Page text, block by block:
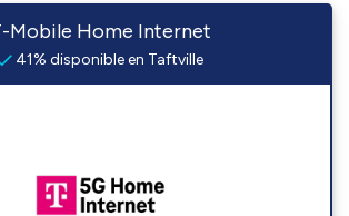
Mobile Home Internet
41% disponible en Taftville